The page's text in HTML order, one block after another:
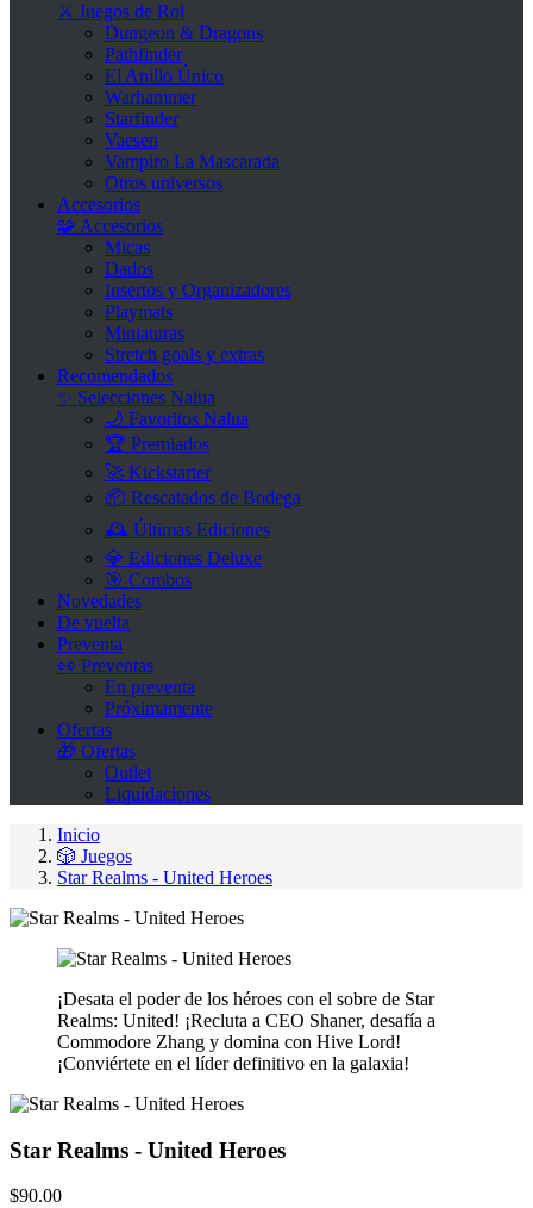
⚔️ Juegos de Rol
Dungeon & Dragons
Pathfinder
El Anillo Único
Warhammer
Starfinder
Vaesen
Vampiro La Mascarada
Otros universos
Accesorios
🧩 Accesorios
Micas
Dados
Insertos y Organizadores
Playmats
Miniaturas
Stretch goals y extras
Recomendados
✨ Selecciones Nalua
🌙 Favoritos Nalua
🏆 Premiados
🚀 Kickstarter
📦 Rescatados de Bodega
🕰 Últimas Ediciones
💎 Ediciones Deluxe
🎯 Combos
Novedades
De vuelta
Preventa
👀 Preventas
En preventa
Próximamente
Ofertas
🎁 Ofertas
Outlet
Liquidaciones
Inicio
🎲 Juegos
Star Realms - United Heroes
¡Desata el poder de los héroes con el sobre de Star
Realms: United! ¡Recluta a CEO Shaner, desafía a
Commodore Zhang y domina con Hive Lord!
¡Conviértete en el líder definitivo en la galaxia!
Star Realms - United Heroes
$90.00